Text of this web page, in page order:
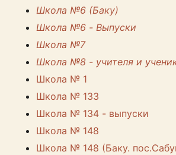
Школа №6 (Баку)
Школа №6 - Выпуски
Школа №7
Школа №8 - учителя и
Школа № 1
Школа № 133
Школа № 134 - выпуски
Школа № 148
Школа № 148 (Баку.